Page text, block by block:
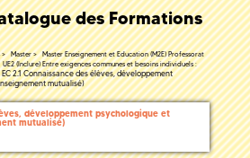
des Formations
Master
Master Enseignement et Education (M2E) Professorat
UE2 (Inclure) Entre exigences communes et besoins individuels :
EC 2.1 Connaissance des élèves, développement
mutualisé)
développement psychologique et
mutualisé)